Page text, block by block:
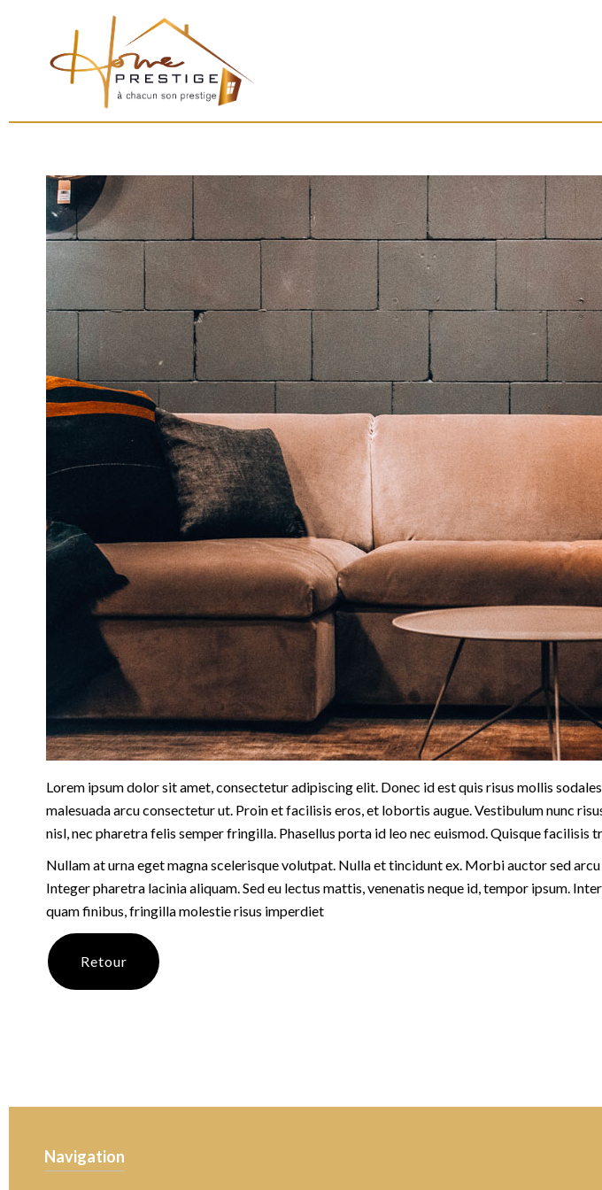
Lorem ipsum dolor sit amet, consectetur adipiscing elit. Donec id est quis risus mollis
malesuada arcu consectetur ut. Proin et facilisis eros, et lobortis augue. Vestibulum nunc
nisl, nec pharetra felis semper fringilla. Phasellus porta id leo nec euismod. Quisque facilisis
Nullam at urna eget magna scelerisque volutpat. Nulla et tincidunt ex. Morbi auctor sed
Integer pharetra lacinia aliquam. Sed eu lectus mattis, venenatis neque id, tempor ipsum.
quam finibus, fringilla molestie risus imperdiet
Retour
Navigation